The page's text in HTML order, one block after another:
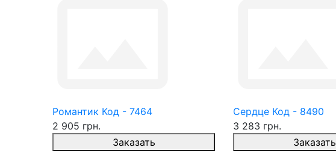
Романтик Код - 7464
2 905 грн.
Заказать
Сердце Код - 8490
3 283 грн.
Заказать